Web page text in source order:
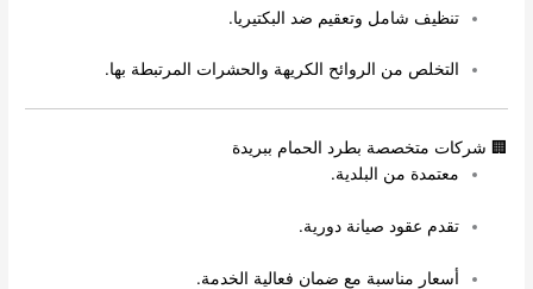
تنظيف شامل وتعقيم ضد البكتيريا.
التخلص من الروائح الكريهة والحشرات المرتبطة بها.
🏢 شركات متخصصة بطرد الحمام ببريدة
معتمدة من البلدية.
تقدم عقود صيانة دورية.
أسعار مناسبة مع ضمان فعالية الخدمة.